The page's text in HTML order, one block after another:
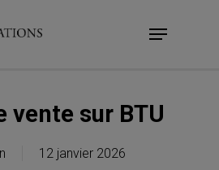
Menu
vente sur BTU
12 janvier 2026